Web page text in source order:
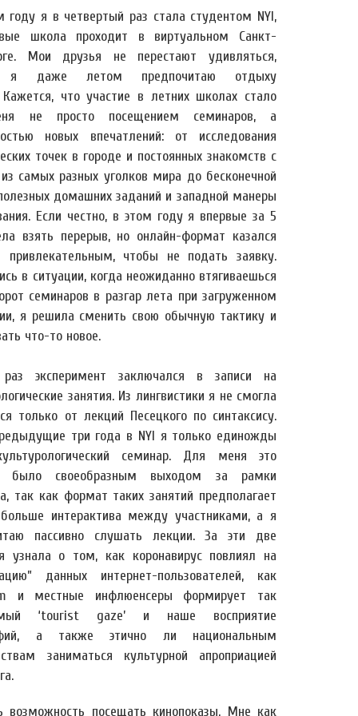
я в четвертый раз стала студентом NYI,
школа проходит в виртуальном Санкт-
Мои друзья не перестают удивляться,
я даже летом предпочитаю отдыху
Кажется, что участие в летних школах стало
не просто посещением семинаров, а
новых впечатлений: от исследования
точек в городе и постоянных знакомств с
самых разных уголков мира до бесконечной
домашних заданий и западной манеры
Если честно, в этом году я впервые за 5
взять перерыв, но онлайн-формат казался
привлекательным, чтобы не подать заявку.
в ситуации, когда неожиданно втягиваешься
семинаров в разгар лета при загруженном
я решила сменить свою обычную тактику и
что-то новое.
эксперимент заключался в записи на
занятия. Из лингвистики я не смогла
только от лекций Песецкого по синтаксису.
три года в NYI я только единожды
семинар. Для меня это
было своеобразным выходом за рамки
так как формат таких занятий предполагает
интерактива между участниками, а я
пассивно слушать лекции. За эти две
узнала о том, как коронавирус повлиял на
данных интернет-пользователей, как
и местные инфлюенсеры формирует так
‘tourist gaze’ и наше восприятие
а также этично ли национальным
заниматься культурной апроприацией
посещать кинопоказы. Мне как